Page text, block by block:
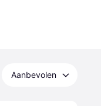
Aanbevolen